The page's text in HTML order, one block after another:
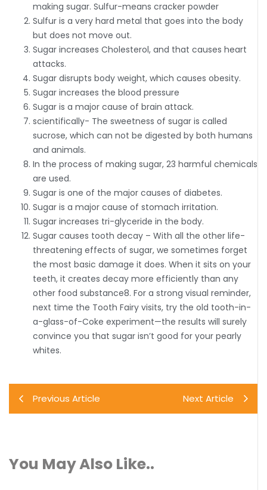
making sugar. Sulfur-means cracker powder
Sulfur is a very hard metal that goes into the body
but does not move out.
Sugar increases Cholesterol, and that causes heart
attacks.
Sugar disrupts body weight, which causes obesity.
Sugar increases the blood pressure
Sugar is a major cause of brain attack.
scientifically- The sweetness of sugar is called
sucrose, which can not be digested by both humans
and animals.
In the process of making sugar, 23 harmful chemicals
are used.
Sugar is one of the major causes of diabetes.
Sugar is a major cause of stomach irritation.
Sugar increases tri-glyceride in the body.
Sugar causes tooth decay – With all the other life-
threatening effects of sugar, we sometimes forget
the most basic damage it does. When it sits on your
teeth, it creates decay more efficiently than any
other food substance8. For a strong visual reminder,
next time the Tooth Fairy visits, try the old tooth-in-
a-glass-of-Coke experiment—the results will surely
convince you that sugar isn’t good for your pearly
whites.
Previous Article Next Article
You May Also Like..